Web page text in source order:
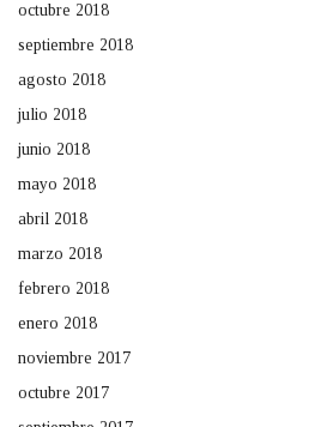
octubre 2018
septiembre 2018
agosto 2018
julio 2018
junio 2018
mayo 2018
abril 2018
marzo 2018
febrero 2018
enero 2018
noviembre 2017
octubre 2017